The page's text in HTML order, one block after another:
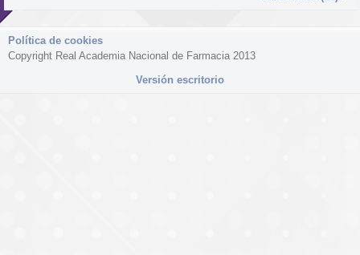
Política de cookies
Copyright Real Academia Nacional de Farmacia 2013
Versión escritorio